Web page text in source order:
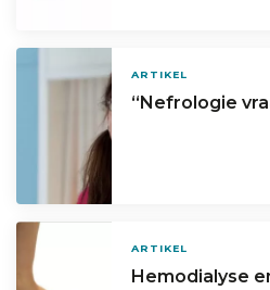
ARTIKEL
“Nefrologie
ARTIKEL
Hemodialyse